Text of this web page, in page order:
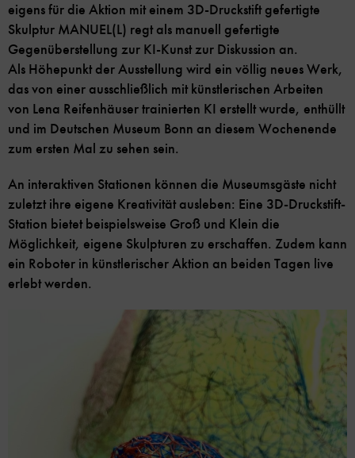
eigens für die Aktion mit einem 3D-Druckstift gefertigte
Skulptur MANUEL(L) regt als manuell gefertigte
Gegenüberstellung zur KI-Kunst zur Diskussion an.
Als Höhepunkt der Ausstellung wird ein völlig neues Werk,
das von einer ausschließlich mit künstlerischen Arbeiten
von Lena Reifenhäuser trainierten KI erstellt wurde, enthüllt
und im Deutschen Museum Bonn an diesem Wochenende
zum ersten Mal zu sehen sein.
An interaktiven Stationen können die Museumsgäste nicht
zuletzt ihre eigene Kreativität ausleben: Eine 3D-Druckstift-
Station bietet beispielsweise Groß und Klein die
Möglichkeit, eigene Skulpturen zu erschaffen. Zudem kann
ein Roboter in künstlerischer Aktion an beiden Tagen live
erlebt werden.